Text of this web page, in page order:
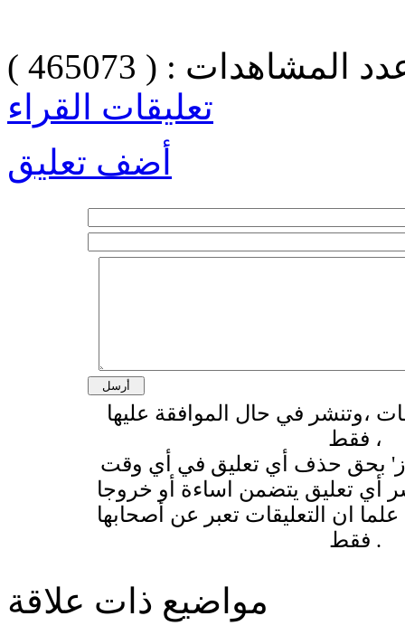
المشاهدات : ( 465073 )
تعليقات القراء
أضف تعليق
،وتنشر في حال الموافقة عليها
فقط ،
بحق حذف أي تعليق في أي وقت
أي تعليق يتضمن اساءة أو خروجا
ان التعليقات تعبر عن أصحابها
فقط .
مواضيع ذات علاقة